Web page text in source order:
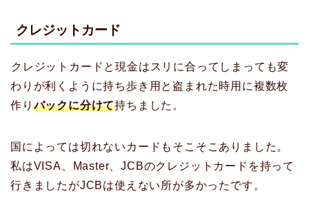
クレジットカード
クレジットカードと現金はスリに合ってしまっても変
わりが利くように持ち歩き用と盗まれた時用に複数枚
作りバックに分けて持ちました。
国によっては切れないカードもそこそこありました。
私はVISA、Master、JCBのクレジットカードを持って
行きましたがJCBは使えない所が多かったです。